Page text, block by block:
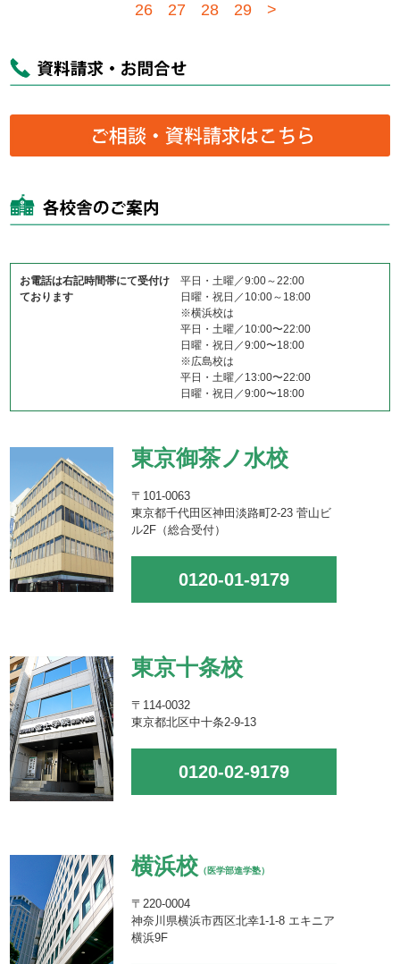
26
27 28 29 >
お電話は右記時間帯にて受付け
ております
平日・土曜／9:00～22:00
日曜・祝日／10:00～18:00
※横浜校は
平日・土曜／10:00〜22:00
日曜・祝日／9:00〜18:00
※広島校は
平日・土曜／13:00〜22:00
日曜・祝日／9:00〜18:00
東京御茶ノ水校
〒101-0063
東京都千代田区神田淡路町2-23 菅山ビ
ル2F（総合受付）
0120-01-9179
東京十条校
〒114-0032
東京都北区中十条2-9-13
0120-02-9179
横浜校 （医学部進学塾）
〒220-0004
神奈川県横浜市西区北幸1-1-8 エキニア
横浜9F